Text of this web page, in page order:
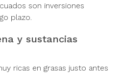
son inversiones
plazo.
y sustancias
ricas en grasas justo antes